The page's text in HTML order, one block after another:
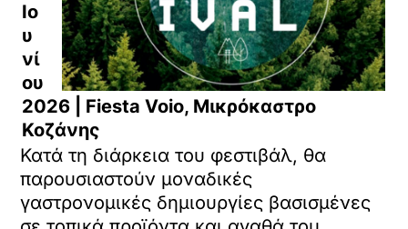
Ιο
υ
νί
ου
2026 | Fiesta Voio, Μικρόκαστρο
Κοζάνης
Κατά τη διάρκεια του φεστιβάλ, θα
παρουσιαστούν μοναδικές
γαστρονομικές δημιουργίες βασισμένες